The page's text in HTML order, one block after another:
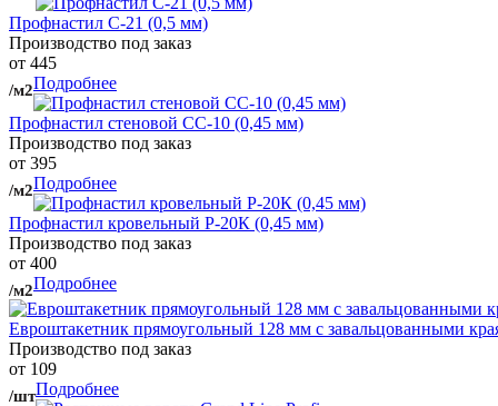
Профнастил С-21 (0,5 мм)
Производство под заказ
от 445
/м2Подробнее
Профнастил стеновой СС-10 (0,45 мм)
Производство под заказ
от 395
/м2Подробнее
Профнастил кровельный Р-20К (0,45 мм)
Производство под заказ
от 400
/м2Подробнее
Евроштакетник прямоугольный 128 мм с завальцованными
Производство под заказ
от 109
/штПодробнее